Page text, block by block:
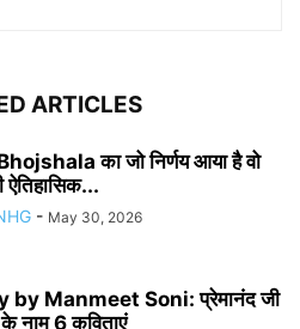
ARTICLES
का जो निर्णय आया है वो
ऐतिहासिक...
- May 30, 2026
by Manmeet Soni: प्रेमानंद जी
के नाम 6 कविताएं